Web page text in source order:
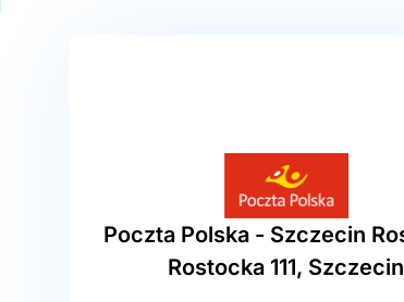
Poczta Polska - Szczecin
Rostocka 111, Szczecin